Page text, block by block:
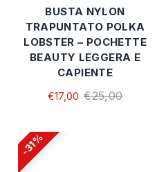
BUSTA NYLON
TRAPUNTATO POLKA
LOBSTER – POCHETTE
BEAUTY LEGGERA E
CAPIENTE
€17,00 €25,00
31%